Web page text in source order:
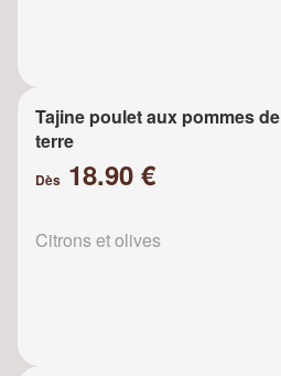
Tajine poulet aux pommes de
terre
Dès 18.90 €
Citrons et olives